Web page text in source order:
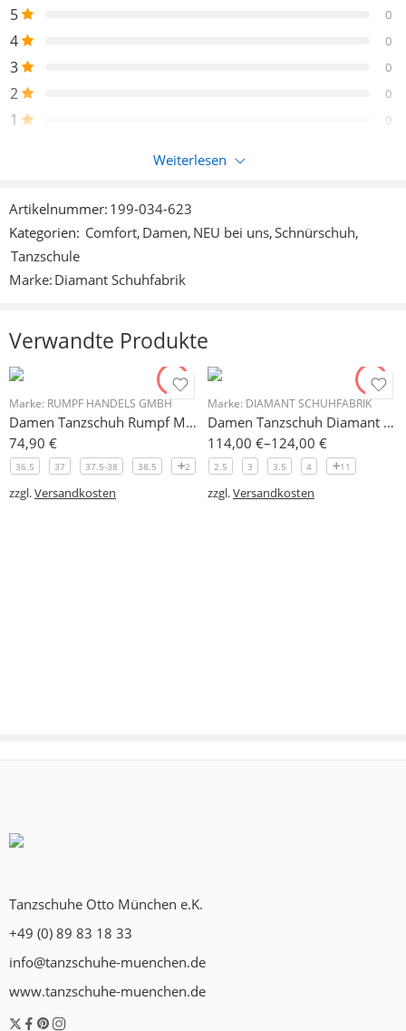
5 0
4 0
3 0
2 0
1 0
Nur eingeloggte Kunden, die dieses Produkt gekauft haben,
Rezensionen
Weiterlesen
Artikelnummer: 199-034-623
Kategorien: Comfort, Damen, NEU bei uns,Schnürschuh,
Tanzschule
Marke: Diamant Schuhfabrik
Verwandte Produkte
Marke: RUMPF HANDELS GMBH
Damen Tanzschuh Rumpf Modell BL502
74,90 €
36.5 37 37.5-38 38.5 2
zzgl.Versandkosten
Marke: DIAMANT SCHUHFABRIK
Damen Tanzschuh Diamant Modell 51
114,00 €–124,00 €
2.5 3 3.5 4 11
zzgl.Versandkosten
Tanzschuhe Otto München e.K.
+49 (0) 89 83 18 33
info@tanzschuhe-muenchen.de
www.tanzschuhe-muenchen.de